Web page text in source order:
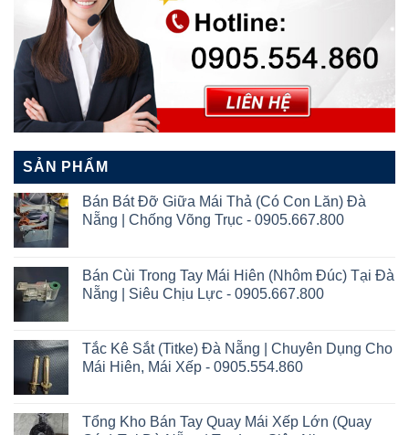
SẢN PHẨM
Bán Bát Đỡ Giữa Mái Thả (Có Con Lăn) Đà
Nẵng | Chống Võng Trục - 0905.667.800
Bán Cùi Trong Tay Mái Hiên (Nhôm Đúc) Tại Đà
Nẵng | Siêu Chịu Lực - 0905.667.800
Tắc Kê Sắt (Titke) Đà Nẵng | Chuyên Dụng Cho
Mái Hiên, Mái Xếp - 0905.554.860
Tổng Kho Bán Tay Quay Mái Xếp Lớn (Quay